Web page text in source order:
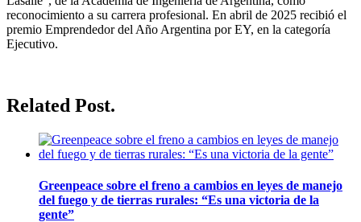
reconocimiento a su carrera profesional. En abril de 2025 recibió el
premio Emprendedor del Año Argentina por EY, en la categoría
Ejecutivo.
Related Post.
Greenpeace sobre el freno a cambios en leyes de manejo
del fuego y de tierras rurales: “Es una victoria de la
gente”